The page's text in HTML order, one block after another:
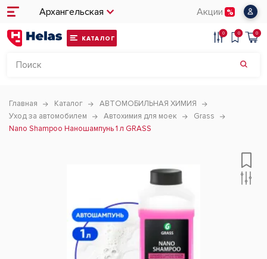
Архангельская Акции
КАТАЛОГ
0 0 0
Главная Каталог
АВТОМОБИЛЬНАЯ ХИМИЯ
Уход за автомобилем
Автохимия для моек
Grass
Nano Shampoo Наношампунь 1 л GRASS